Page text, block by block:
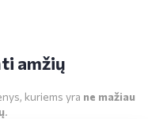
amžių
kuriems yra ne mažiau
.